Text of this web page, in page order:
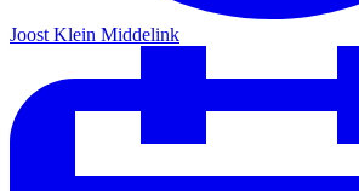
Joost Klein Middelink